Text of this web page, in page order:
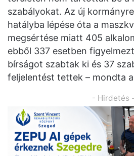
szabályokat. Az új
hatályba lépése óta a
megsértése miatt 405
ebből 337 esetben
bírságot szabtak ki és 37
feljelentést tettek – mondta
- Hirdetés -